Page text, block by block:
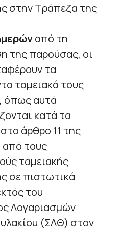
στην Τράπεζα της
από τη
της παρούσας, οι
τα
ταμειακά τους
όπως αυτά
κατά τα
άρθρο 11 της
τους
ταμειακής
σε πιστωτικά
του
Λογαριασμών
(ΣΛΘ) στον